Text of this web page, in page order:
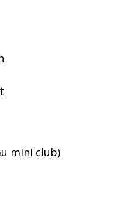
mini club)